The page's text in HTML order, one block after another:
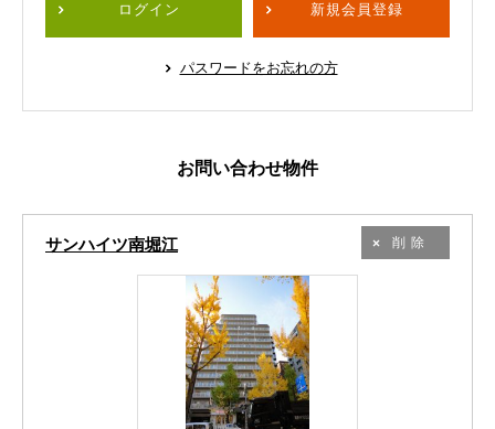
ログイン 新規会員登録
パスワードをお忘れの方
お問い合わせ物件
サンハイツ南堀江 削除